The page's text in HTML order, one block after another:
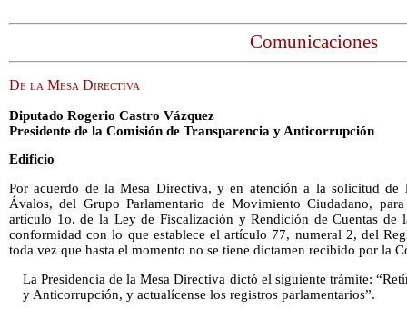
Comunicaciones
De la Mesa Directiva
Diputado Rogerio Castro Vázquez
Presidente de la Comisión de Transparencia y Anticorrupción
Edificio
Por acuerdo de la Mesa Directiva, y en atención a la solicitud de
Ávalos, del Grupo Parlamentario de Movimiento Ciudadano,
artículo 1o. de la Ley de Fiscalización y Rendición de Cuentas de
conformidad con lo que establece el artículo 77, numeral 2, del
toda vez que hasta el momento no se tiene dictamen recibido por la
La Presidencia de la Mesa Directiva dictó el siguiente trámite:
y Anticorrupción, y actualícense los registros parlamentarios”.